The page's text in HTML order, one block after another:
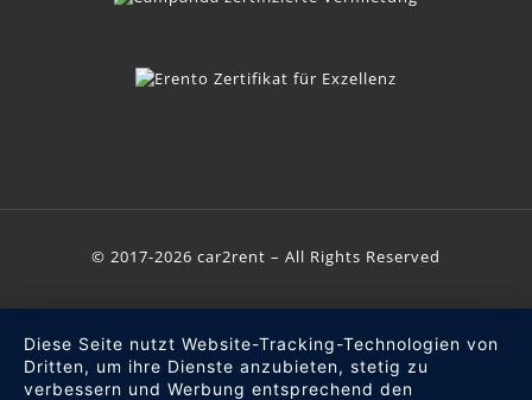
© 2017-2026 car2rent – All Rights Reserved
Diese Seite nutzt Website-Tracking-Technologien von
Dritten, um ihre Dienste anzubieten, stetig zu
verbessern und Werbung entsprechend den